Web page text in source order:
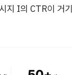
지 I의 CTR이 거